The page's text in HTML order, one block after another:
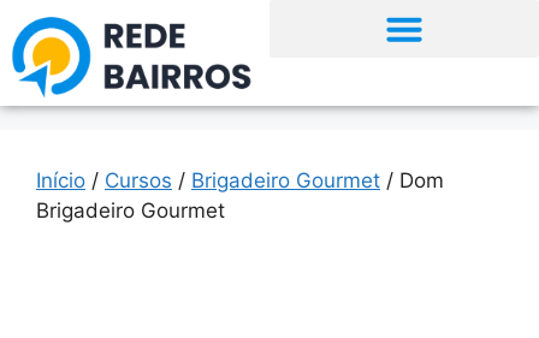
Início / Cursos / Brigadeiro Gourmet / Dom
Brigadeiro Gourmet